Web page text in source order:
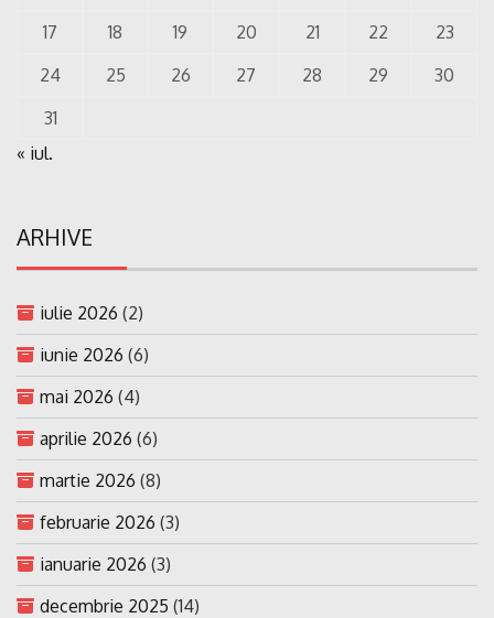
17
18 19 20 21 22
23
24
25 26 27 28 29
30
31
« iul.
ARHIVE
iulie 2026 (2)
iunie 2026 (6)
mai 2026 (4)
aprilie 2026 (6)
martie 2026 (8)
februarie 2026 (3)
ianuarie 2026 (3)
decembrie 2025 (14)